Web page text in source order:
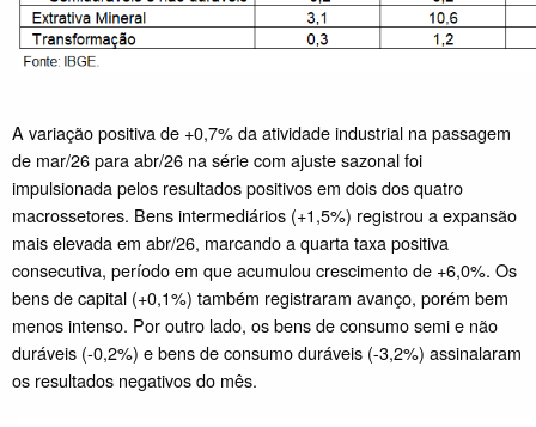
A variação positiva de +0,7% da atividade industrial na passagem
de mar/26 para abr/26 na série com ajuste sazonal foi
impulsionada pelos resultados positivos em dois dos quatro
macrossetores. Bens intermediários (+1,5%) registrou a expansão
mais elevada em abr/26, marcando a quarta taxa positiva
consecutiva, período em que acumulou crescimento de +6,0%. Os
bens de capital (+0,1%) também registraram avanço, porém bem
menos intenso. Por outro lado, os bens de consumo semi e não
duráveis (-0,2%) e bens de consumo duráveis (-3,2%) assinalaram
os resultados negativos do mês.